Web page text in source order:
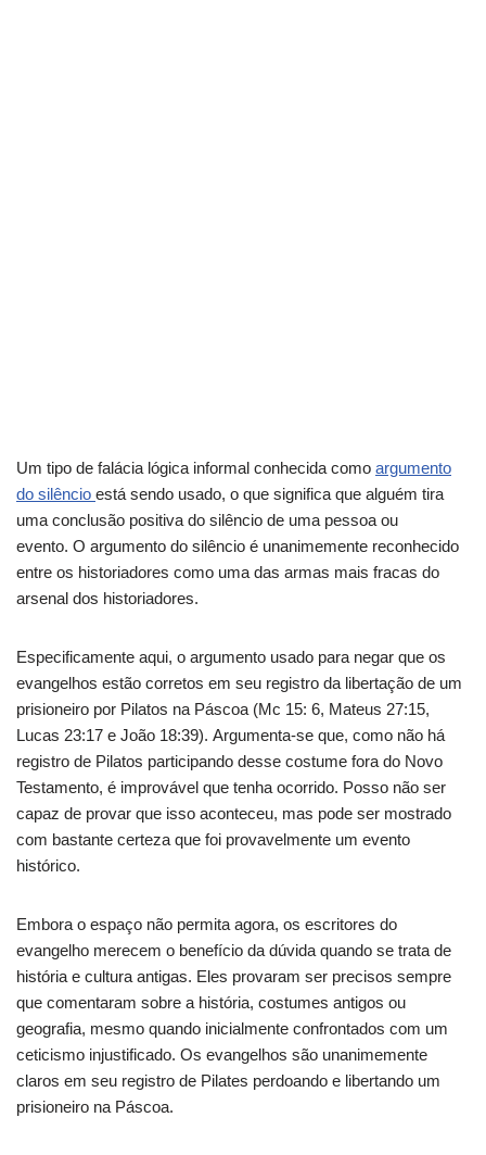
Um tipo de falácia lógica informal conhecida como argumento
do silêncio está sendo usado, o que significa que alguém tira
uma conclusão positiva do silêncio de uma pessoa ou
evento. O argumento do silêncio é unanimemente reconhecido
entre os historiadores como uma das armas mais fracas do
arsenal dos historiadores.
Especificamente aqui, o argumento usado para negar que os
evangelhos estão corretos em seu registro da libertação de um
prisioneiro por Pilatos na Páscoa (Mc 15: 6, Mateus 27:15,
Lucas 23:17 e João 18:39). Argumenta-se que, como não há
registro de Pilatos participando desse costume fora do Novo
Testamento, é improvável que tenha ocorrido. Posso não ser
capaz de provar que isso aconteceu, mas pode ser mostrado
com bastante certeza que foi provavelmente um evento
histórico.
Embora o espaço não permita agora, os escritores do
evangelho merecem o benefício da dúvida quando se trata de
história e cultura antigas. Eles provaram ser precisos sempre
que comentaram sobre a história, costumes antigos ou
geografia, mesmo quando inicialmente confrontados com um
ceticismo injustificado. Os evangelhos são unanimemente
claros em seu registro de Pilates perdoando e libertando um
prisioneiro na Páscoa.